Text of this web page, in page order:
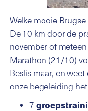
Welke mooie
De 10 km door de
november of
Marathon (21/10)
Beslis maar, en
onze begeleiding
7